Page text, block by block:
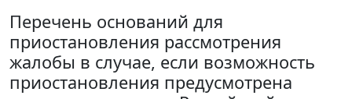
Перечень оснований для
приостановления рассмотрения
жалобы в случае, если возможность
приостановления предусмотрена